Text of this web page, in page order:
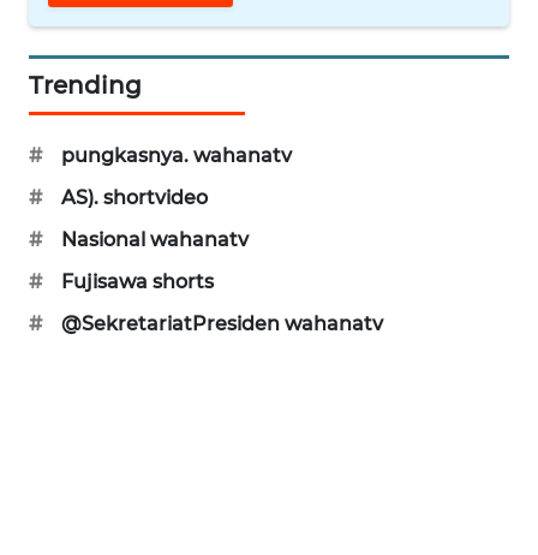
Trending
#
pungkasnya. wahanatv
#
AS). shortvideo
#
Nasional wahanatv
#
Fujisawa shorts
#
@SekretariatPresiden wahanatv
WAHANA
TANI
ADVOKAT
WAHANA
WAHANA